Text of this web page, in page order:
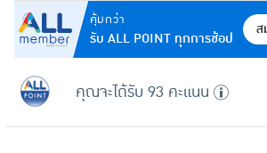
คุ้มกว่า
รับ ALL POINT ทุกการช้อป
ส
คุณจะได้รับ 93 คะแนน